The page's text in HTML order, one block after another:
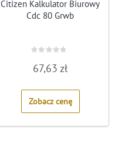
Citizen Kalkulator Biurowy
Cdc 80 Grwb
0
5
67,63zł
Zobacz cenę